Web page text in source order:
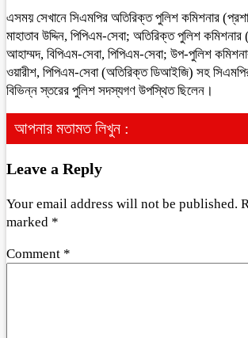
এসময় সেখানে সিএমপির অতিরিক্ত পুলিশ কমিশনার
মাহাতাব উদ্দিন, পিপিএম-সেবা; অতিরিক্ত পুলিশ কমিশনার
আহাম্মদ, বিপিএম-সেবা, পিপিএম-সেবা; উপ-পুলিশ
ওয়ারীশ, পিপিএম-সেবা (অতিরিক্ত ডিআইজি) সহ সিএমপির
বিভিন্ন স্তরের পুলিশ সদস্যগণ উপস্থিত ছিলেন।
আপনার মতামত লিখুন :
Leave a Reply
Your email address will not be published.
marked *
Comment *